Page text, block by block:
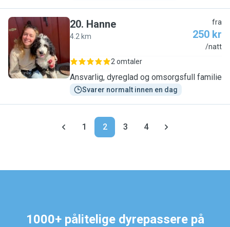
H
20. Hanne
4.2 km
fra
250 kr
/natt
2 omtaler
Ansvarlig, dyreglad og omsorgsfull familie
Svarer normalt innen en dag
1 2 3 4
1000+ pålitelige dyrepassere på